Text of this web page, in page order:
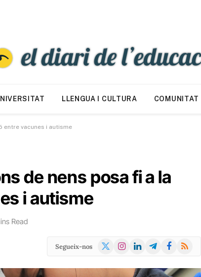
LLENGUA I CULTURA COMUNITAT
entre vacunes i autisme
de nens posa fi a la
i autisme
Read
Segueix-nos
X
Instagram
LinkedInTelegramFacebook
RSS